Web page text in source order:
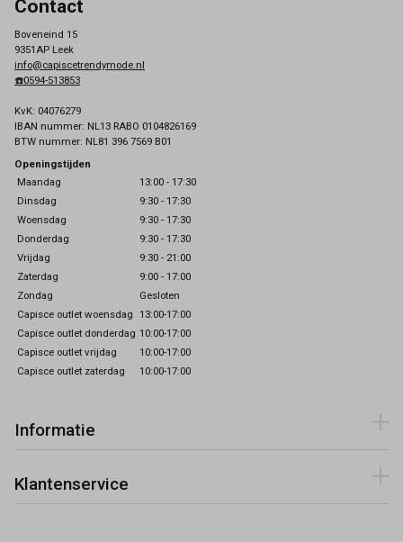
Contact
Boveneind 15
9351AP Leek
info@capiscetrendymode.nl
☎️0594-513853
KvK: 04076279
IBAN nummer: NL13 RABO 0104826169
BTW nummer: NL81 396 7569 B01
Openingstijden
Maandag
13:00 - 17:30
Dinsdag
9:30 - 17:30
Woensdag
9:30 - 17:30
Donderdag
9:30 - 17:30
Vrijdag
9:30 - 21:00
Zaterdag
9:00 - 17:00
Zondag
Gesloten
Capisce outlet woensdag 13:00-17:00
Capisce outlet donderdag 10:00-17:00
Capisce outlet vrijdag
10:00-17:00
Capisce outlet zaterdag
10:00-17:00
Informatie
Klantenservice